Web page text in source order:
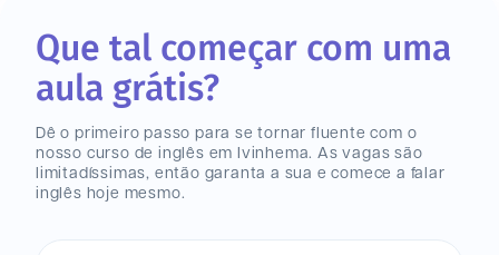
Que tal começar com uma
aula grátis?
Dê o primeiro passo para se tornar fluente com o
nosso curso de inglês em Ivinhema. As vagas são
limitadíssimas, então garanta a sua e comece a falar
inglês hoje mesmo.